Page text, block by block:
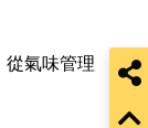
氣味管理